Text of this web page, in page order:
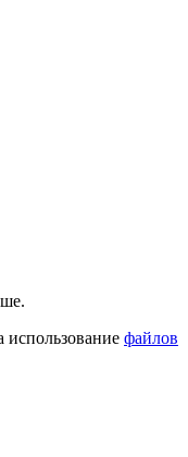
использование файлов